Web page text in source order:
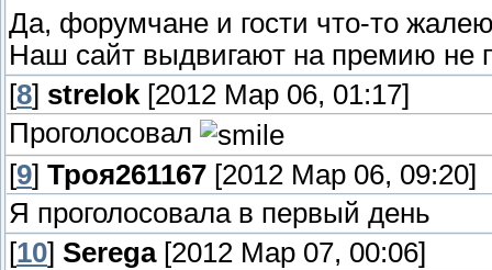
Да, форумчане и гости что-то
Наш сайт выдвигают на премию не
[8] strelok [2012 Мар 06, 01:17]
Проголосовал
[9] Троя261167 [2012 Мар 06, 09:20]
Я проголосовала в первый день
[10] Serega[2012 Мар 07, 00:06]